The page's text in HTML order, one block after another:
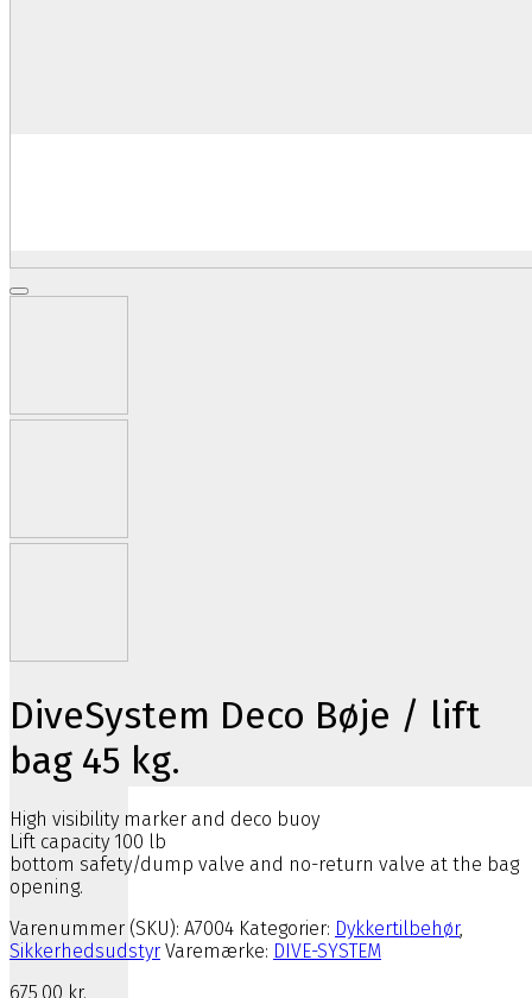
DiveSystem Deco Bøje / lift
bag 45 kg.
High visibility marker and deco buoy
Lift capacity 100 lb
bottom safety/dump valve and no-return valve at the bag
opening.
Varenummer (SKU): A7004 Kategorier: Dykkertilbehør,
Sikkerhedsudstyr Varemærke: DIVE-SYSTEM
675,00 kr.